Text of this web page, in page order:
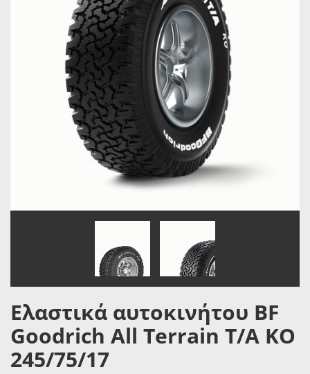
Ελαστικά αυτοκινήτου BF
Goodrich All Terrain T/A KO
245/75/17